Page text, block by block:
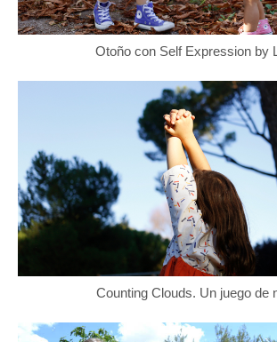
Otoño con Self Expression by
Counting Clouds. Un juego de